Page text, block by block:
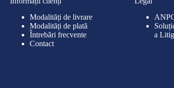
Modalități de livrare
Modalități de plată
Întrebări frecvente
Contact
a